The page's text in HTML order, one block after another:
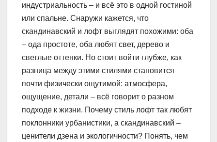
индустриальность – и всё это в одной гостиной
или спальне. Снаружи кажется, что
скандинавский и лофт выглядят похожими: оба
– ода простоте, оба любят свет, дерево и
светлые оттенки. Но стоит войти глубже, как
разница между этими стилями становится
почти физически ощутимой: атмосфера,
ощущение, детали – всё говорит о разном
подходе к жизни. Почему стиль лофт так любят
поклонники урбанистики, а скандинавский –
ценители дзена и экологичности? Понять, чем